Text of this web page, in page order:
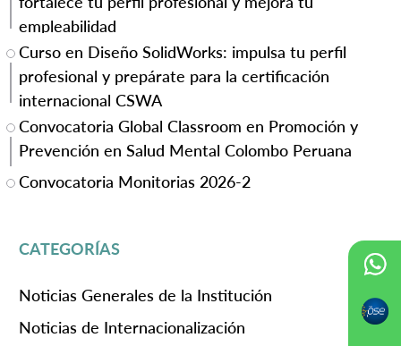
empleabilidad
Curso en Diseño SolidWorks: impulsa tu perfil
profesional y prepárate para la certificación
internacional CSWA
Convocatoria Global Classroom en Promoción y
Prevención en Salud Mental Colombo Peruana
Convocatoria Monitorias 2026-2
CATEGORÍAS
Noticias Generales de la Institución
Noticias de Internacionalización